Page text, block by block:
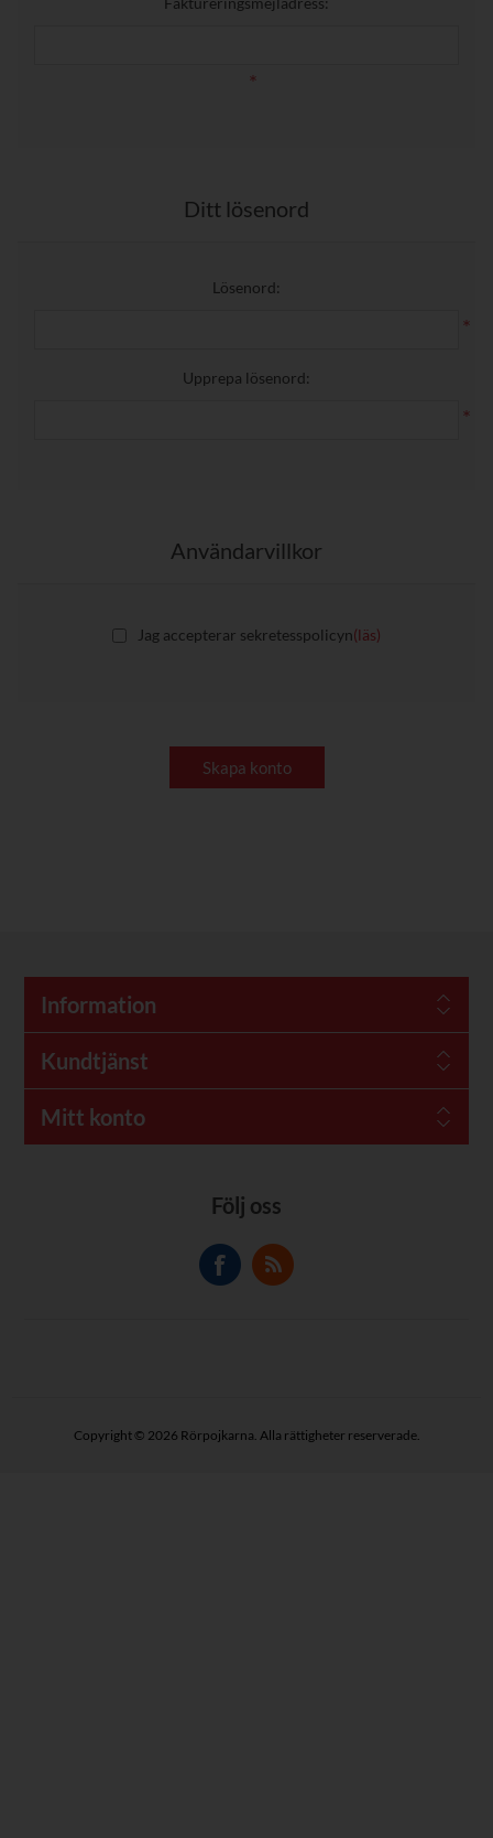
*
Ditt lösenord
Lösenord:
*
Upprepa lösenord:
*
Användarvillkor
Jag accepterar sekretesspolicyn(läs)
Skapa konto
Information
Kundtjänst
Mitt konto
Följ oss
Copyright © 2026 Rörpojkarna. Alla rättigheter reserverade.